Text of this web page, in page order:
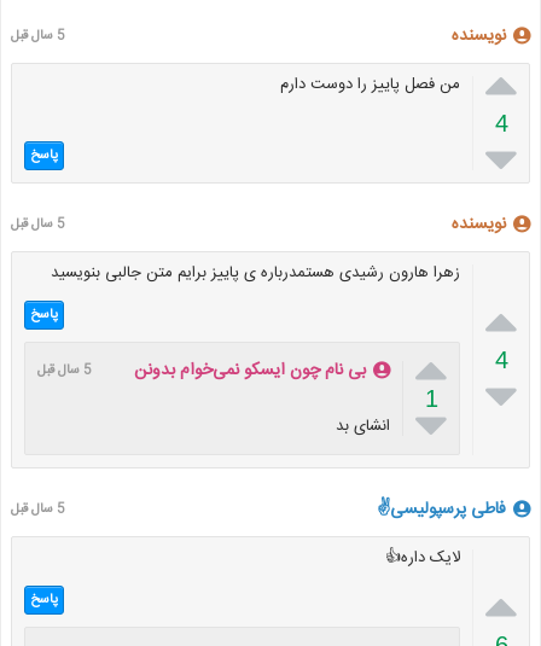
نویسنده 5 سال قبل

4

من فصل پاییز را دوست دارم
پاسخ
نویسنده 5 سال قبل

4

زهرا هارون رشیدی هستمدرباره ی پاییز برایم متن جالبی بنویسید
پاسخ

1

بی نام چون ایسکو نمی‌خوام بدونن 5 سال قبل
انشای بد
فاطی پرسپولیسی✌ 5 سال قبل

لایک داره👍
پاسخ